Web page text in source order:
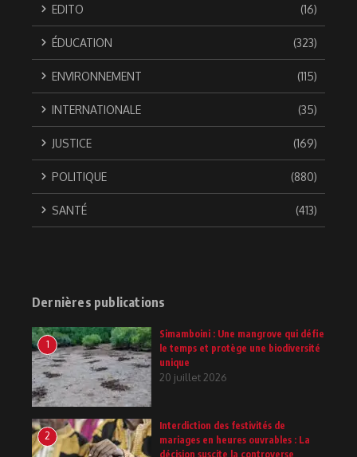
EDITO (16)
ÉDUCATION (323)
ENVIRONNEMENT (115)
INTERNATIONALE (35)
JUSTICE (169)
POLITIQUE (880)
SANTÉ (413)
Dernières publications
1
Simamboini : Une mangrove qui défie
le temps et protège une biodiversité
unique
20 juillet 2026
2
Interdiction des festivités de
mariages en heures ouvrables : La
décision suscite la controverse